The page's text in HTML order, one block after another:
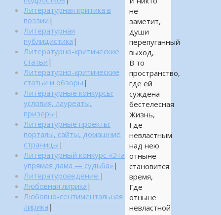
не
заметит,
души
перепуганный
выход,
В то
пространство,
где ей
суждена
бестелесная
Жизнь,
Где
невластным
над нею
отныне
становится
время,
Где
отныне
невластной
Литературная критика в
поэзии |
Литературная
публицистика |
Литературно-критические
статьи |
Литературно-критические
статьи и обзоры |
Литературные конкурсы:
условия, лауреаты,
призеры |
Литературные проекты:
порталы, сайты, домашние
страницы |
Литературный конкурс «Эта
упрямая дама — судьба» |
Литературоведение. |
Любовная лирика |
Любовно-сентиментальная
лирика |